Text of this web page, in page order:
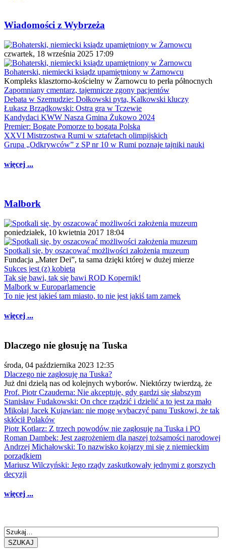
Wiadomości z Wybrzeża
czwartek, 18 września 2025 17:09
Bohaterski, niemiecki ksiądz upamiętniony w Żarnowcu
Kompleks klasztorno-kościelny w Żarnowcu to perła północnych
Zapomniany cmentarz, tajemnicze zgony pacjentów
Debata w Szemudzie: Dołkowski pyta, Kalkowski kluczy
Łukasz Brządkowski: Ostra gra w Tczewie
Kandydaci KWW Nasza Gmina Żukowo 2024
Premier: Bogate Pomorze to bogata Polska
XXVI Mistrzostwa Rumi w sztafetach olimpijskich
Grupa „Odkrywców” z SP nr 10 w Rumi poznaje tajniki nauki
więcej ...
Malbork
poniedziałek, 10 kwietnia 2017 18:04
Spotkali się, by oszacować możliwości założenia muzeum
Fundacja „Mater Dei”, ta sama dzięki której w dużej mierze
Sukces jest (z) kobietą
Tak się bawi, tak się bawi ROD Kopernik!
Malbork w Europarlamencie
To nie jest jakieś tam miasto, to nie jest jakiś tam zamek
więcej ...
Dlaczego nie głosuję na Tuska
środa, 04 października 2023 12:35
Dlaczego nie zagłosuję na Tuska?
Już dni dzielą nas od kolejnych wyborów. Niektórzy twierdzą, że
Prof. Piotr Czauderna: Nie akceptuję, gdy gardzi się słabszym
Stanisław Fudakowski: On chce rządzić i dzielić a to jest za mało
Mikołaj Jacek Kujawian: nie mogę wybaczyć panu Tuskowi, że tak
skłócił Polaków
Piotr Kotlarz: Z trzech powodów nie zagłosuję na Tuska i PO
Roman Dambek: Jest zagrożeniem dla naszej tożsamości narodowej
Andrzej Michałowski: To nazwisko kojarzy mi się z niemieckim
porządkiem
Mariusz Wilczyński: Jego rządy zaskutkowały jednymi z gorszych
decyzji
więcej ...
SZUKAJ